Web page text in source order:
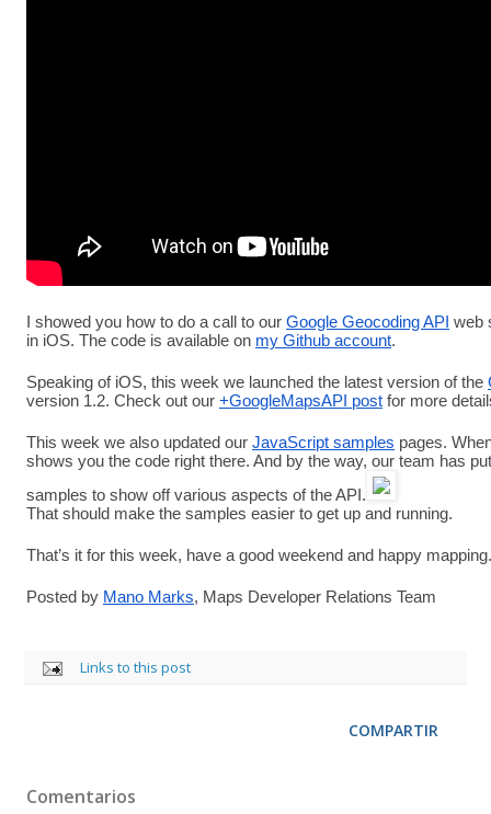
I showed you how to do a call to our Google Geocoding API web
in iOS. The code is available on my Github account.
Speaking of iOS, this week we launched the latest version of the
version 1.2. Check out our +GoogleMapsAPI post for more
This week we also updated our JavaScript samples pages.
shows you the code right there. And by the way, our team has
samples to show off various aspects of the API.
That should make the samples easier to get up and running.
That’s it for this week, have a good weekend and happy mapping.
Posted by Mano Marks, Maps Developer Relations Team
Links to this post
COMPARTIR
Comentarios